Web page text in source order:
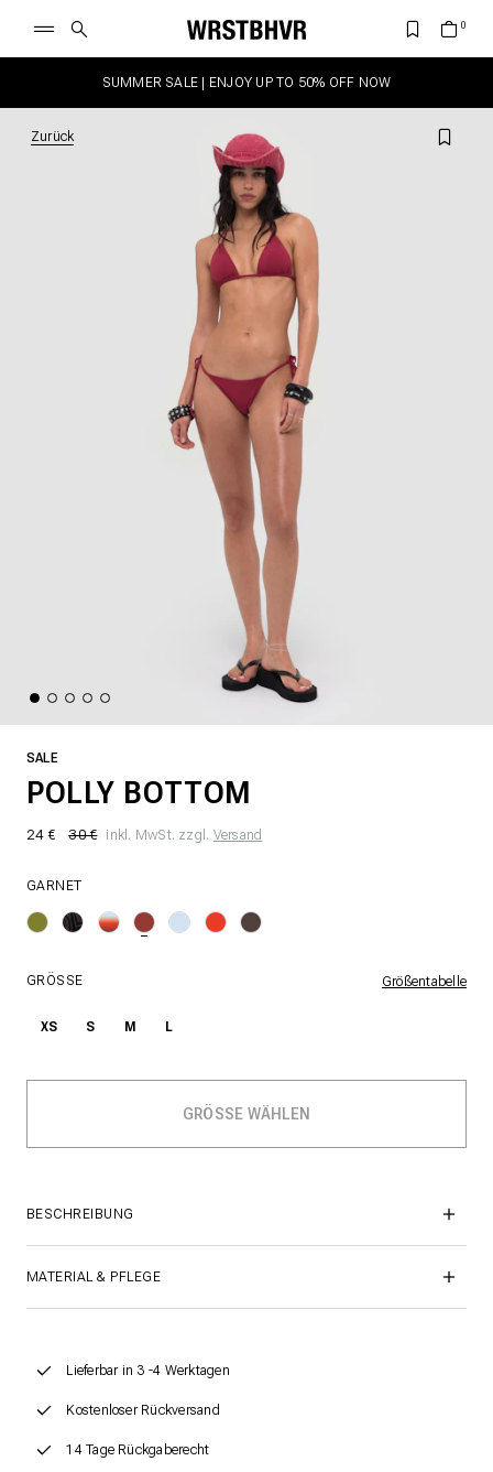
SUMMER SALE | ENJOY UP TO 50% OFF NOW
Zurück
SALE
POLLY BOTTOM
24 € 30 € inkl. MwSt. zzgl. Versand
GARNET
GRÖSSE Größentabelle
XS S M L
BESCHREIBUNG
MATERIAL & PFLEGE
Lieferbar in 3 -4 Werktagen
Kostenloser Rückversand
14 Tage Rückgaberecht